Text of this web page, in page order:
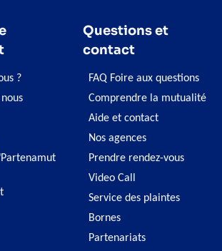
?
Questions et
contact
FAQ Foire aux questions
Comprendre la mutualité
Aide et contact
Nos agences
Prendre rendez-vous
Video Call
Service des plaintes
Bornes
Partenariats